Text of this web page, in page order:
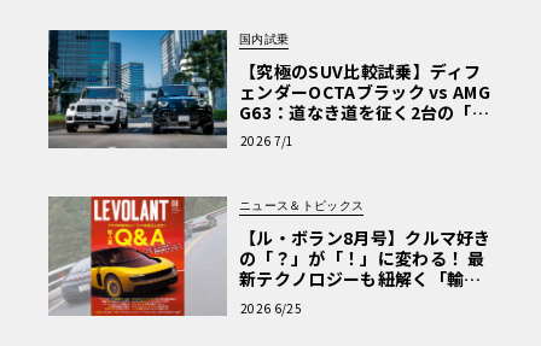
国内試乗
【究極のSUV比較試乗】ディフ
ェンダーOCTAブラック vs AMG
G63：道なき道を征く2台の「対
極的アプローチ」
2026 7/1
ニュース＆トピックス
【ル・ボラン8月号】クルマ好き
の「？」が「！」に変わる！ 最
新テクノロジーも紐解く「輸入
車Q&A」
2026 6/25